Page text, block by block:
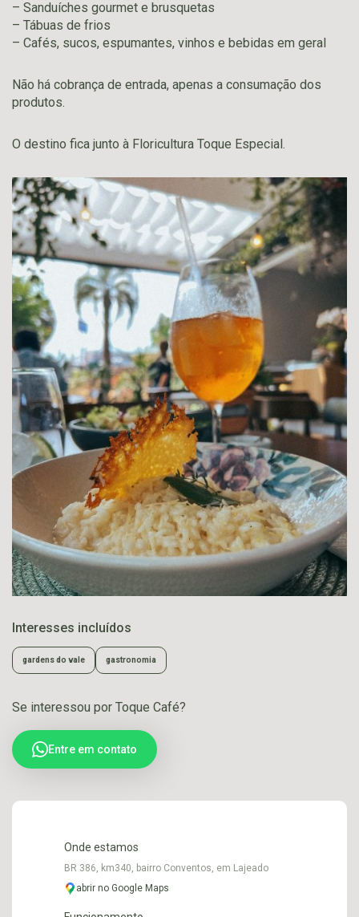
– Sanduíches gourmet e brusquetas
– Tábuas de frios
– Cafés, sucos, espumantes, vinhos e bebidas em geral
Não há cobrança de entrada, apenas a consumação dos
produtos.
O destino fica junto à Floricultura Toque Especial.
Interesses incluídos
gardens do vale gastronomia
Se interessou por Toque Café?
Entre em contato
Onde estamos
BR 386, km340, bairro Conventos, em Lajeado
abrir no Google Maps